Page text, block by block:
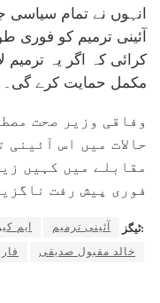
آئینی ترمیم کو فوری
کرائی کہ اگر یہ
مکمل حمایت کرے گی۔
وفاقی وزیر صحت
حالات میں اس
مقابلے میں کہیں
فوری پیش رفت
ٹیگز: آئینی ترمیم ایم
خالد مقبول صدیقی